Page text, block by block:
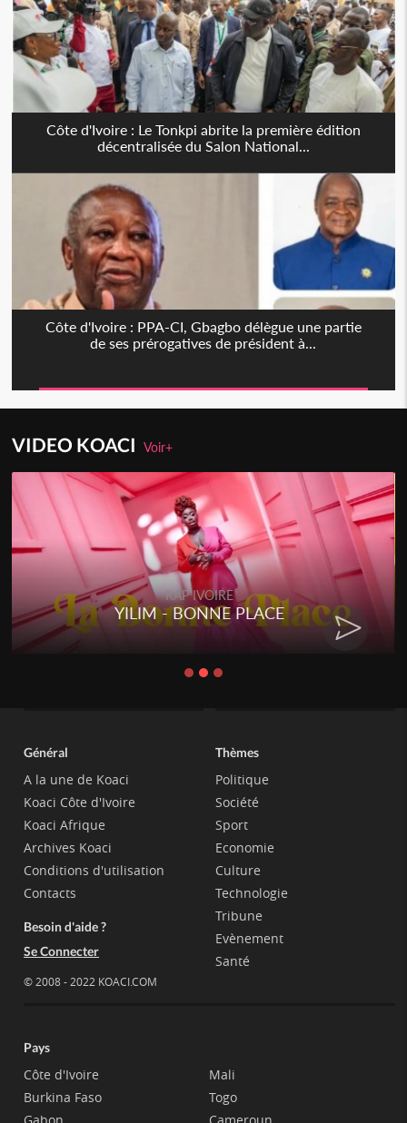
Côte d'Ivoire : Le Tonkpi abrite la première édition
décentralisée du Salon National...
Côte d'Ivoire : PPA-CI, Gbagbo délègue une partie
de ses prérogatives de président à...
VIDEO KOACIVoir+
RAP IVOIRE
YILIM - BONNE PLACE
Général
A la une de Koaci
Koaci Côte d'Ivoire
Koaci Afrique
Archives Koaci
Conditions d'utilisation
Contacts
Besoin d'aide ?
Se Connecter
© 2008 - 2022 KOACI.COM
Thèmes
Politique
Société
Sport
Economie
Culture
Technologie
Tribune
Evènement
Santé
Pays
Côte d'Ivoire
Burkina Faso
Mali
Togo